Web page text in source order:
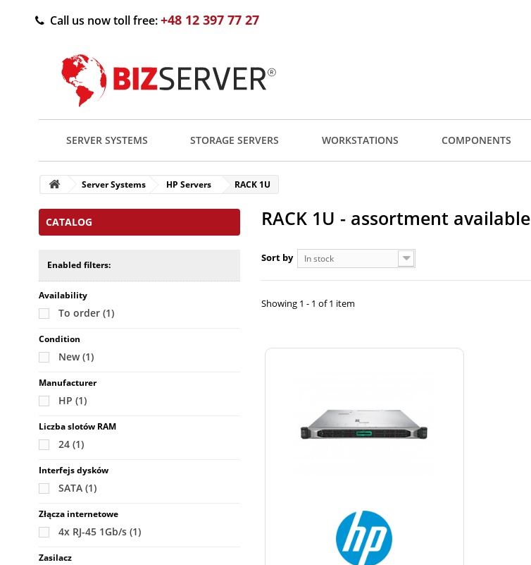
Call us now toll free:+48 12 397 77 27
SERVER SYSTEMS STORAGE SERVERS WORKSTATIONS COMPONENTS
Server Systems HP Servers RACK 1U
CATALOG
Enabled filters:
Availability
To order (1)
Condition
New(1)
Manufacturer
HP (1)
Liczba slotów RAM
24 (1)
Interfejs dysków
SATA (1)
Złącza internetowe
4x RJ-45 1Gb/s (1)
Zasilacz
RACK 1U - assortment available
Sort by In stock
Showing 1 - 1 of 1 item